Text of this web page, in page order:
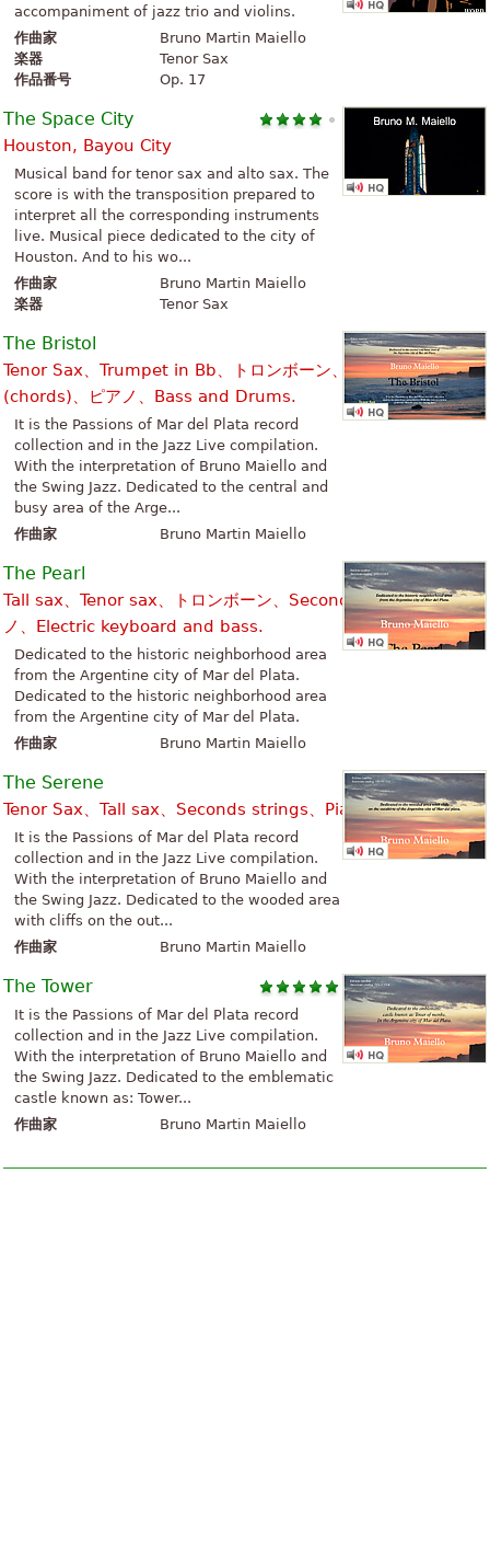
accompaniment of jazz trio and violins.
作曲家
Bruno Martin Maiello
楽器
Tenor Sax
作品番号
Op. 17
The Space City
Houston, Bayou City
Musical band for tenor sax and alto sax. The
score is with the transposition prepared to
interpret all the corresponding instruments
live. Musical piece dedicated to the city of
Houston. And to his wo...
作曲家
Bruno Martin Maiello
楽器
Tenor Sax
The Bristol
Tenor Sax、Trumpet in Bb、トロンボーン、Guitar
(chords)、ピアノ、Bass and Drums.
It is the Passions of Mar del Plata record
collection and in the Jazz Live compilation.
With the interpretation of Bruno Maiello and
the Swing Jazz. Dedicated to the central and
busy area of the Arge...
作曲家
Bruno Martin Maiello
The Pearl
Tall sax、Tenor sax、トロンボーン、Seconds strings、ピア
ノ、Electric keyboard and bass.
Dedicated to the historic neighborhood area
from the Argentine city of Mar del Plata.
Dedicated to the historic neighborhood area
from the Argentine city of Mar del Plata.
作曲家
Bruno Martin Maiello
The Serene
Tenor Sax、Tall sax、Seconds strings、Piano (chords)
It is the Passions of Mar del Plata record
collection and in the Jazz Live compilation.
With the interpretation of Bruno Maiello and
the Swing Jazz. Dedicated to the wooded area
with cliffs on the out...
作曲家
Bruno Martin Maiello
The Tower
It is the Passions of Mar del Plata record
collection and in the Jazz Live compilation.
With the interpretation of Bruno Maiello and
the Swing Jazz. Dedicated to the emblematic
castle known as: Tower...
作曲家
Bruno Martin Maiello